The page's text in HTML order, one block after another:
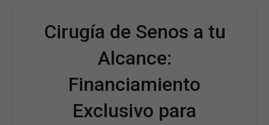
Cirugía de Senos a tu
Alcance:
Financiamiento
Exclusivo para